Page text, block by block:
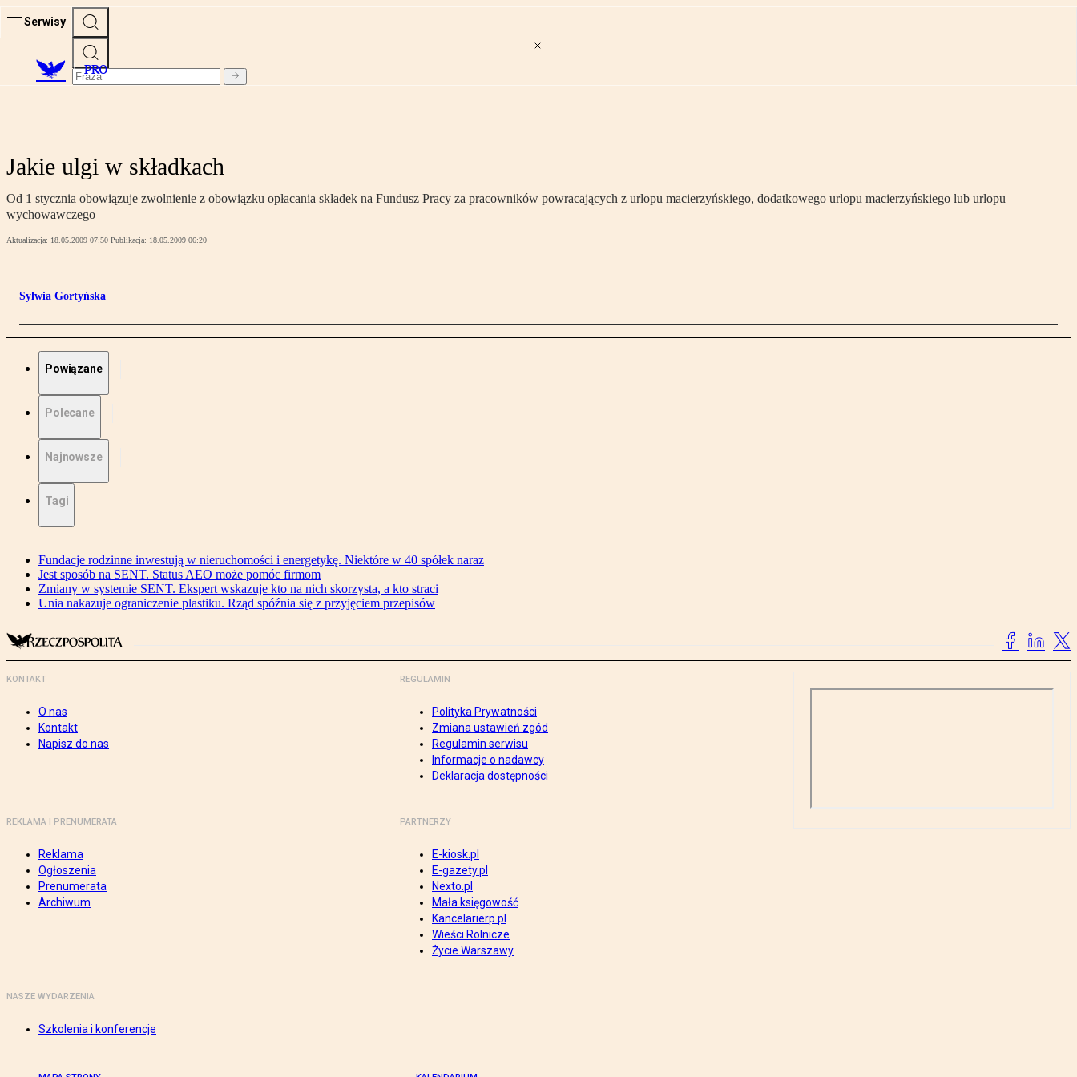
Serwisy
PRO
Jakie ulgi w składkach
Od 1 stycznia obowiązuje zwolnienie z obowiązku opłacania składek na Fundusz Pracy za pracowników powracających z urlopu macierzyńskiego, dodatkowego urlopu macierzyńskiego lub urlopu
wychowawczego
Aktualizacja: 18.05.2009 07:50 Publikacja: 18.05.2009 06:20
Sylwia Gortyńska
Powiązane
Polecane
Najnowsze
Tagi
Fundacje rodzinne inwestują w nieruchomości i energetykę. Niektóre w 40 spółek naraz
Jest sposób na SENT. Status AEO może pomóc firmom
Zmiany w systemie SENT. Ekspert wskazuje kto na nich skorzysta, a kto straci
Unia nakazuje ograniczenie plastiku. Rząd spóźnia się z przyjęciem przepisów
KONTAKT
O nas
Kontakt
Napisz do nas
REGULAMIN
Polityka Prywatności
Zmiana ustawień zgód
Regulamin serwisu
Informacje o nadawcy
Deklaracja dostępności
REKLAMA I PRENUMERATA
Reklama
Ogłoszenia
Prenumerata
Archiwum
PARTNERZY
E-kiosk.pl
E-gazety.pl
Nexto.pl
Mała księgowość
Kancelarierp.pl
Wieści Rolnicze
Życie Warszawy
NASZE WYDARZENIA
Szkolenia i konferencje